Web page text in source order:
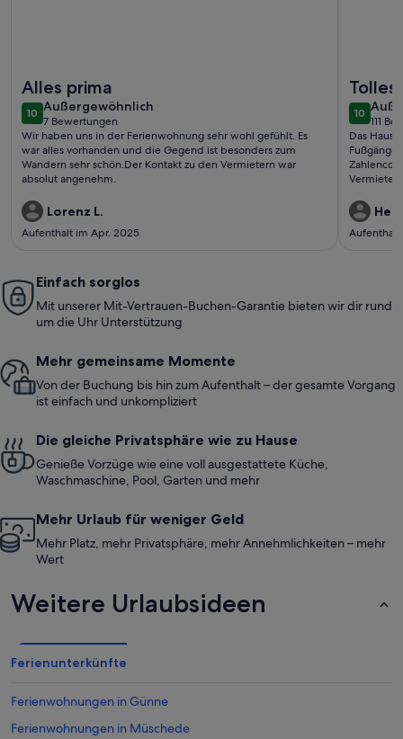
Alles prima
1010 von 10
Außergewöhnlich
außergewöhnlich
7 Bewertungen
(7
bewertungen)
Wir haben uns in der Ferienwohnung sehr wohl gefühlt. Es
war alles vorhanden und die Gegend ist besonders zum
Wandern sehr schön.Der Kontakt zu den Vermietern war
absolut angenehm.
Lorenz L.
Aufenthalt im Apr. 2025
Tolles
1010 von
111
(111
Das Haus
gibt es
Das
Aufenthalt
Einfach sorglos
Mit unserer Mit-Vertrauen-Buchen-Garantie bieten wir dir rund
um die Uhr Unterstützung
Mehr gemeinsame Momente
Von der Buchung bis hin zum Aufenthalt – der gesamte Vorgang
ist einfach und unkompliziert
Die gleiche Privatsphäre wie zu Hause
Genieße Vorzüge wie eine voll ausgestattete Küche,
Waschmaschine, Pool, Garten und mehr
Mehr Urlaub für weniger Geld
Mehr Platz, mehr Privatsphäre, mehr Annehmlichkeiten – mehr
Wert
Weitere Urlaubsideen
Ferienunterkünfte
Ferienwohnungen in Günne
Ferienwohnungen in Müschede